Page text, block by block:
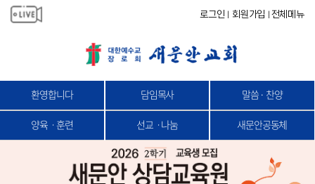
로그인 회원가입 전체메뉴
환영합니다 담임목사 말씀 · 찬양
양육ㆍ훈련 선교ㆍ나눔 새문안공동체